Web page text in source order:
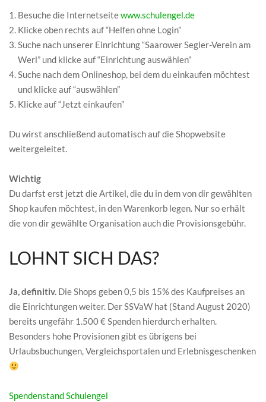
Besuche die Internetseitewww.schulengel.de
Klicke oben rechts auf “Helfen ohne Login”
Suche nach unserer Einrichtung “Saarower Segler-Verein am
Werl” und klicke auf “Einrichtung auswählen”
Suche nach dem Onlineshop, bei dem du einkaufen möchtest
und klicke auf “auswählen”
Klicke auf “Jetzt einkaufen”
Du wirst anschließend automatisch auf die Shopwebsite
weitergeleitet.
Wichtig
Du darfst erst jetzt die Artikel, die du in dem von dir gewählten
Shop kaufen möchtest, in den Warenkorb legen. Nur so erhält
die von dir gewählte Organisation auch die Provisionsgebühr.
LOHNT SICH DAS?
Ja, definitiv. Die Shops geben 0,5 bis 15% des Kaufpreises an
die Einrichtungen weiter. Der SSVaW hat (Stand August 2020)
bereits ungefähr 1.500 € Spenden hierdurch erhalten.
Besonders hohe Provisionen gibt es übrigens bei
Urlaubsbuchungen, Vergleichsportalen und Erlebnisgeschenken
Spendenstand Schulengel